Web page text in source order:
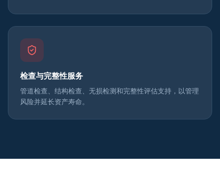
检查与完整性服务
管道检查、结构检查、无损检测和完整性评估支持，以管理
风险并延长资产寿命。